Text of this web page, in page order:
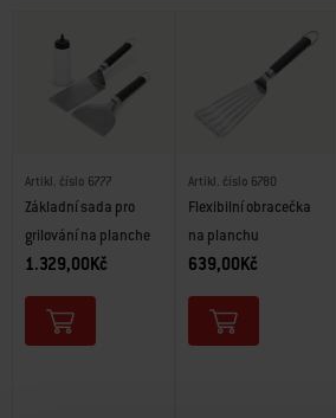
Artikl. číslo 6777
Základní sada pro
grilování na planche
1.329,00Kč
Artikl. číslo 6780
Flexibilní obracečka
na planchu
639,00Kč